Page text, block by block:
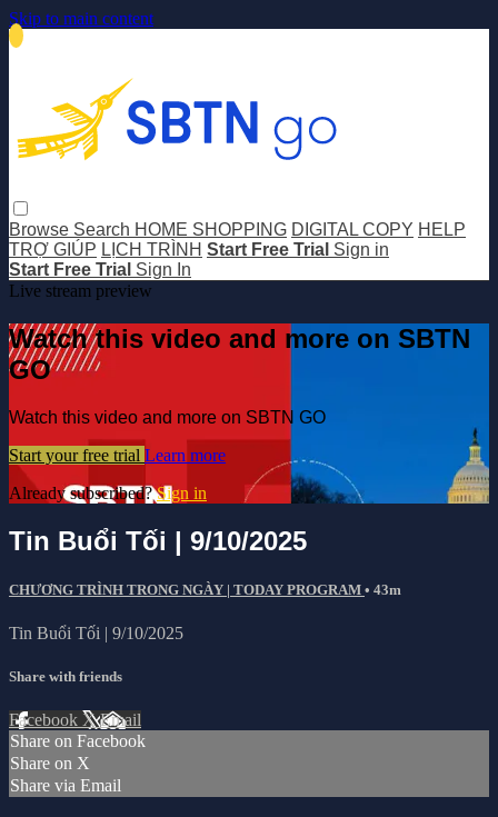
Skip to main content
Browse Search HOME SHOPPING DIGITAL COPY HELP
TRỢ GIÚP LỊCH TRÌNH Start Free Trial Sign in
Start Free Trial Sign In
Live stream preview
Watch this video and more on SBTN
GO
Watch this video and more on SBTN GO
Start your free trial Learn more
Already subscribed?Sign in
Tin Buổi Tối | 9/10/2025
CHƯƠNG TRÌNH TRONG NGÀY | TODAY PROGRAM • 43m
Tin Buổi Tối | 9/10/2025
Share with friends
Facebook XEmail
Share on Facebook
Share on X
Share via Email